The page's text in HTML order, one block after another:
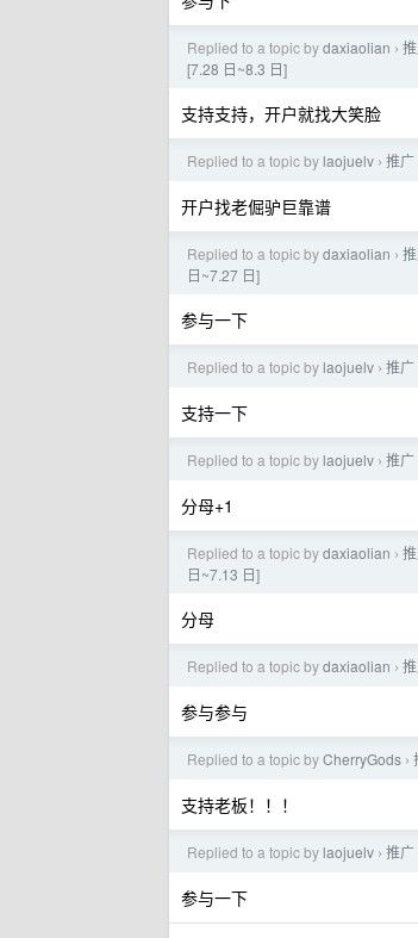
Replied to a topic bydaxiaolian ›
[7.28 日~8.3 日]
支持支持，开户就找大笑脸
Replied to a topic by laojuelv › 推广
开户找老倔驴巨靠谱
Replied to a topic bydaxiaolian ›
日~7.27 日]
参与一下
Replied to a topic by laojuelv › 推广
支持一下
Replied to a topic by laojuelv › 推广
分母+1
Replied to a topic bydaxiaolian ›
日~7.13 日]
分母
Replied to a topic bydaxiaolian ›
参与参与
Replied to a topic byCherryGods ›
支持老板！！！
Replied to a topic by laojuelv › 推广
参与一下